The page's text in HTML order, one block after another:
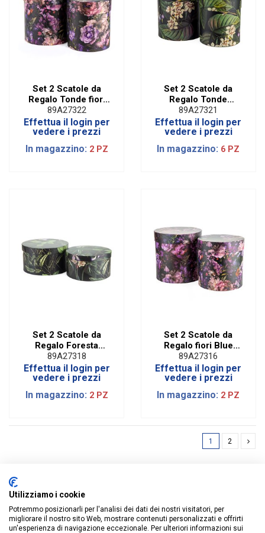
Set 2 Scatole da
Regalo Tonde fiori
Blue | Diam. 19 cm
89A27322
Effettua il login per
vedere i prezzi
In magazzino: 2 PZ
Set 2 Scatole da
Regalo Tonde
Foresta Black | Diam.
19 cm
89A27321
Effettua il login per
vedere i prezzi
In magazzino: 6 PZ
Set 2 Scatole da
Regalo Foresta
Black | Diam. 25,5
cm
89A27318
Effettua il login per
vedere i prezzi
In magazzino: 2 PZ
Set 2 Scatole da
Regalo fiori Blue
Rotonde | Diam. 25,5
cm
89A27316
Effettua il login per
vedere i prezzi
In magazzino: 2 PZ
1 2
ISCRIVITI ALLA NEWSLETTER
Utilizziamo i cookie
Potremmo posizionarli per l'analisi dei dati dei nostri visitatori, per
migliorare il nostro sito Web, mostrare contenuti personalizzati e offrirti
un'esperienza di navigazione eccezionale. Per ulteriori informazioni sui